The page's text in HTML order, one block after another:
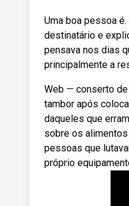
Uma boa pessoa
destinatário e
pensava nos dias
principalmente a
Web — conserto de
tambor após
daqueles que
sobre os
pessoas que
próprio